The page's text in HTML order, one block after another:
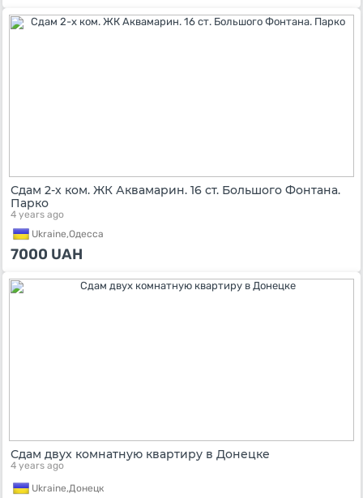
Сдам 2-х ком. ЖК Аквамарин. 16 ст. Большого Фонтана.
Парко
4 years ago
Ukraine,Одесса
7000 UAH
Сдам двух комнатную квартиру в Донецке
4 years ago
Ukraine,Донецк